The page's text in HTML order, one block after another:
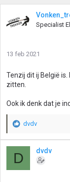
a
d
n
e
n
Specialist
13 feb 2021
Tenzij dit ij België
zitten.
Ook ik denk dat je
W
a
d
e
dvdv
D dvdv